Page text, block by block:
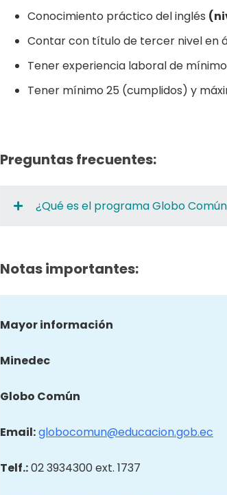
Conocimiento práctico del inglés
Contar con título de tercer nivel en
Tener experiencia laboral de
Tener mínimo 25 (cumplidos) y
Preguntas frecuentes:
¿Qué es el programa Globo
Notas importantes:
Mayor información
Minedec
Globo Común
Email:globocomun@educacion.gob.ec
Telf.:02 3934300 ext. 1737